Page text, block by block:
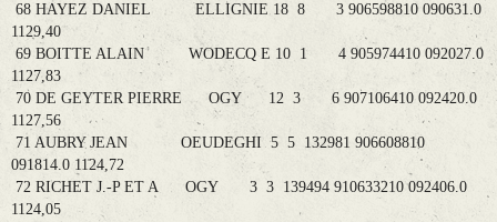
68 HAYEZ DANIEL ELLIGNIE 18 8 3 906598810 090631.0
1129,40
69 BOITTE ALAIN WODECQ E 10 1 4 905974410 092027.0
1127,83
70 DE GEYTER PIERRE OGY 12 3 6 907106410 092420.0
1127,56
71 AUBRY JEAN OEUDEGHI 5 5 132981 906608810
091814.0 1124,72
72 RICHET J.-P ET A OGY 3 3 139494 910633210 092406.0
1124,05